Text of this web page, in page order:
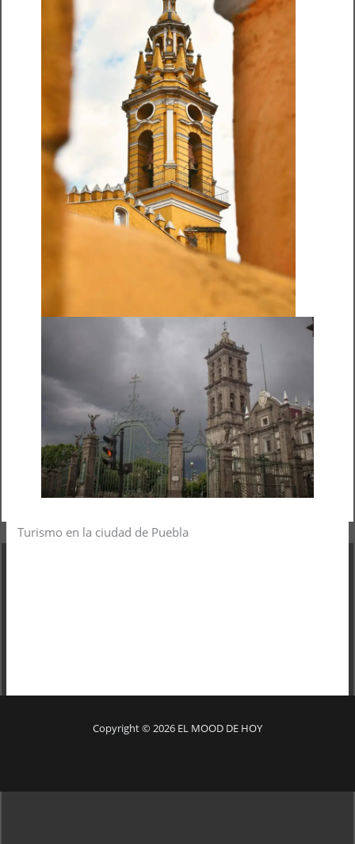
Turismo en la ciudad de Puebla
Copyright © 2026 EL MOOD DE HOY